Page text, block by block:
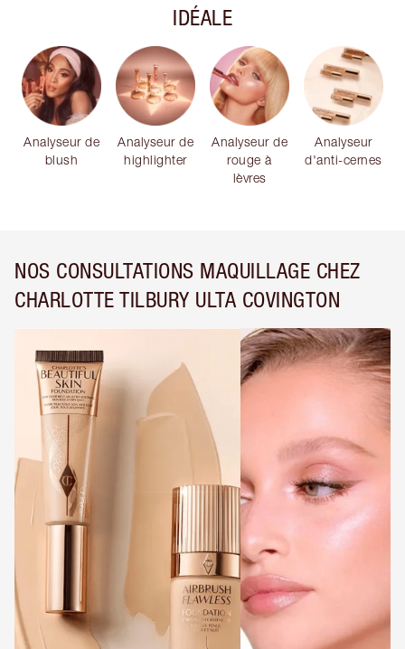
IDÉALE
Analyseur de
blush
Analyseur de
highlighter
Analyseur de
rouge à
lèvres
Analyseur
d'anti-cernes
NOS CONSULTATIONS MAQUILLAGE CHEZ
CHARLOTTE TILBURY ULTA COVINGTON